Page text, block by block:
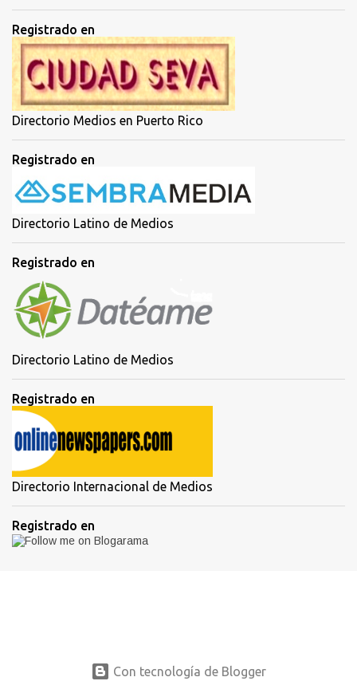
Registrado en
Directorio Medios en Puerto Rico
Registrado en
Directorio Latino de Medios
Registrado en
Directorio Latino de Medios
Registrado en
Directorio Internacional de Medios
Registrado en
Con tecnología de Blogger